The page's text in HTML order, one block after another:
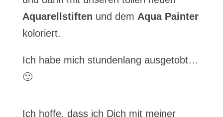
Aquarellstiften und dem Aqua Painter
koloriert.
Ich habe mich stundenlang ausgetobt…
🙂
Ich hoffe, dass ich Dich mit meiner